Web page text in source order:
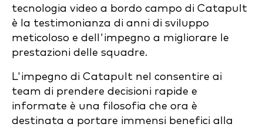
tecnologia video a bordo campo di Catapult
è la testimonianza di anni di sviluppo
meticoloso e dell'impegno a migliorare le
prestazioni delle squadre.
L'impegno di Catapult nel consentire ai
team di prendere decisioni rapide e
informate è una filosofia che ora è
destinata a portare immensi benefici alla